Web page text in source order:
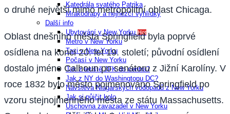
Katedrála svatého Patrika
Mrakodrapy a nejhezčí vyhlídky
Další info
Ubytování v New Yorku Hot
Metro v New Yorku
Taxi v New Yorku
Počasí v New Yorku
Jak z letiště JFK do centra?
Jak z NY do Washingtonu DC?
Návštěva Niagarských vodopádů z New Yorku
Jak si půjčit kolo
Úschovna zavazadel v New Yorku
o druhé největší mimo metropolitní oblast Chicaga.
Oblast dnešního města Springfield byla poprvé
osídlena na konci 20. let 19. století; původní osídlení
dostalo jméno Calhoun po senátoru z Jižní Karolíny. V
roce 1832 bylo město pojmenováno Springfield po
vzoru stejnojmenného města ze státu Massachusetts.